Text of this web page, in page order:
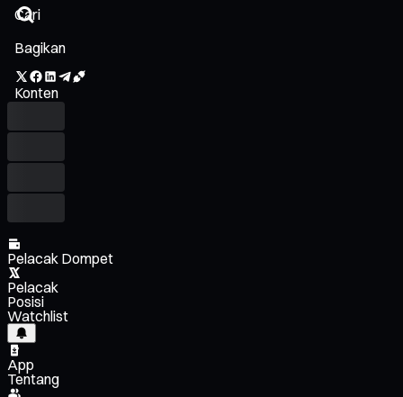
Bagikan
Konten
Pelacak Dompet
Pelacak
Posisi
Watchlist
App
Tentang